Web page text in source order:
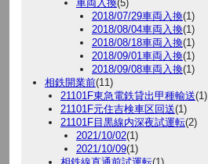
車両入換(5)
2018/07/29車両入換(1)
2018/08/04車両入換(1)
2018/08/18車両入換(1)
2018/09/01車両入換(1)
2018/09/08車両入換(1)
相鉄開業前(11)
21101F東急電鉄貸出甲種輸送(1)
21101F元住吉検車区回送(1)
21101F目黒線内深夜試運転(2)
2021/10/02(1)
2021/10/09(1)